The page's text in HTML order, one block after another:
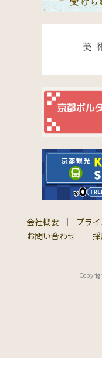
会社概要 プラ
お問い合わせ